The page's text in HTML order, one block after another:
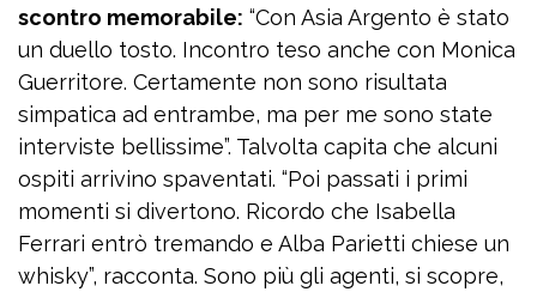
scontro memorabile: “Con Asia Argento è stato
un duello tosto. Incontro teso anche con Monica
Guerritore. Certamente non sono risultata
simpatica ad entrambe, ma per me sono state
interviste bellissime”. Talvolta capita che alcuni
ospiti arrivino spaventati. “Poi passati i primi
momenti si divertono. Ricordo che Isabella
Ferrari entrò tremando e Alba Parietti chiese un
whisky”, racconta. Sono più gli agenti, si scopre,